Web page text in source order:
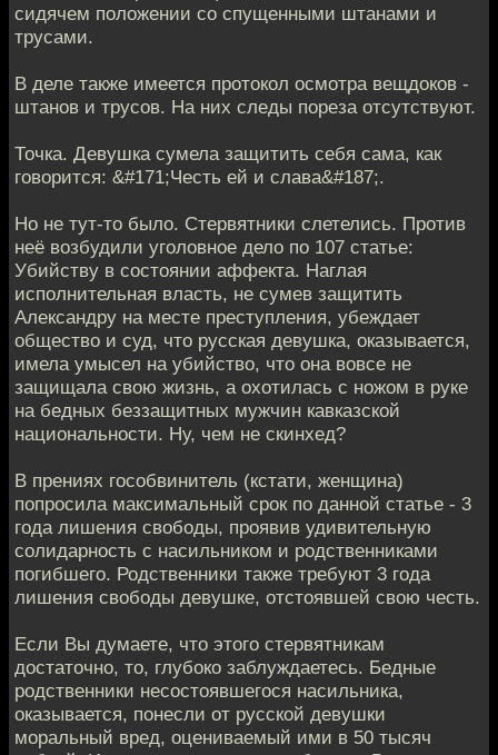
сидячем положении со спущенными штанами и
трусами.
В деле также имеется протокол осмотра вещдоков -
штанов и трусов. На них следы пореза отсутствуют.
Точка. Девушка сумела защитить себя сама, как
говорится: &#171;Честь ей и слава&#187;.
Но не тут-то было. Стервятники слетелись. Против
неё возбудили уголовное дело по 107 статье:
Убийству в состоянии аффекта. Наглая
исполнительная власть, не сумев защитить
Александру на месте преступления, убеждает
общество и суд, что русская девушка, оказывается,
имела умысел на убийство, что она вовсе не
защищала свою жизнь, а охотилась с ножом в руке
на бедных беззащитных мужчин кавказской
национальности. Ну, чем не скинхед?
В прениях гособвинитель (кстати, женщина)
попросила максимальный срок по данной статье - 3
года лишения свободы, проявив удивительную
солидарность с насильником и родственниками
погибшего. Родственники также требуют 3 года
лишения свободы девушке, отстоявшей свою честь.
Если Вы думаете, что этого стервятникам
достаточно, то, глубоко заблуждаетесь. Бедные
родственники несостоявшегося насильника,
оказывается, понесли от русской девушки
моральный вред, оцениваемый ими в 50 тысяч